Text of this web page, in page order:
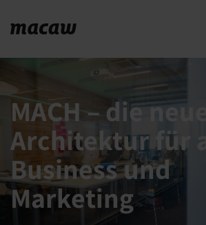
MACH – die
Architektur für
Business und
Marketing